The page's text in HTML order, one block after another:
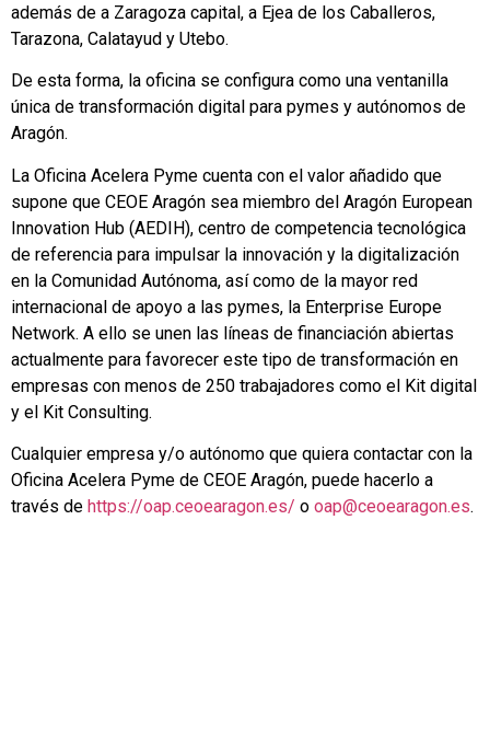
además de a Zaragoza capital, a Ejea de los Caballeros,
Tarazona, Calatayud y Utebo.
De esta forma, la oficina se configura como una ventanilla
única de transformación digital para pymes y autónomos de
Aragón.
La Oficina Acelera Pyme cuenta con el valor añadido que
supone que CEOE Aragón sea miembro del Aragón European
Innovation Hub (AEDIH), centro de competencia tecnológica
de referencia para impulsar la innovación y la digitalización
en la Comunidad Autónoma, así como de la mayor red
internacional de apoyo a las pymes, la Enterprise Europe
Network. A ello se unen las líneas de financiación abiertas
actualmente para favorecer este tipo de transformación en
empresas con menos de 250 trabajadores como el Kit digital
y el Kit Consulting.
Cualquier empresa y/o autónomo que quiera contactar con la
Oficina Acelera Pyme de CEOE Aragón, puede hacerlo a
través de https://oap.ceoearagon.es/ o oap@ceoearagon.es.